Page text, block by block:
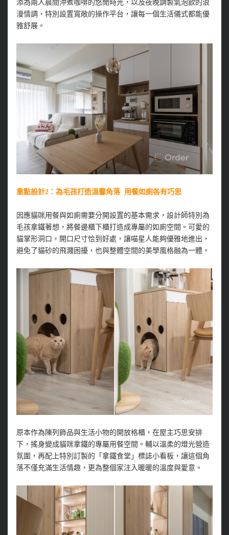
添為兩人晨間沖煮咖啡的悠閒時光，以及夜晚調製氣泡飲的浪
漫情調，特別設置寬敞的操作平台，讓每一個生活儀式都能優
雅舒展。
重點設計2：為毛孩打造溫馨角落 用餐如廁各有巧思
因應貓咪用餐與如廁需要分開設置的基本需求，設計師特別為
毛孩拿鐵著想，將餐邊櫃下櫃打造成專屬的如廁空間。可愛的
貓掌形洞口，開口尺寸恰到好處，讓喵星人能夠優雅地進出，
避免了貓砂的飛濺困擾，也與整體空間的美學風格融為一體。
原本作為陳列飾品與生活小物的開放格櫃，在屋主巧思安排
下，搖身變成貓咪拿鐵的專屬用餐空間。輔以溫柔的燈光營造
氛圍，再配上特別訂製的「拿鐵食堂」標誌小看板，讓這個角
落不僅充滿生活情趣，更為整個家注入暖暖的溫度與愛意。